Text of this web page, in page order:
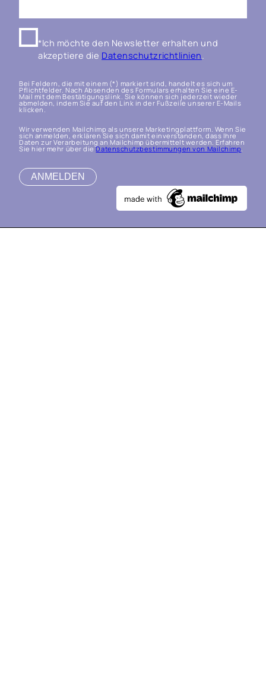
*Ich möchte den Newsletter erhalten und
akzeptiere die Datenschutzrichtlinien.
Bei Feldern, die mit einem (*) markiert sind, handelt es sich um
Pflichtfelder. Nach Absenden des Formulars erhalten Sie eine E-
Mail mit dem Bestätigungslink. Sie können sich jederzeit wieder
abmelden, indem Sie auf den Link in der Fußzeile unserer E-Mails
klicken.
Wir verwenden Mailchimp als unsere Marketingplattform. Wenn Sie
sich anmelden, erklären Sie sich damit einverstanden, dass Ihre
Daten zur Verarbeitung an Mailchimp übermittelt werden. Erfahren
Sie hier mehr über dieDatenschutzbestimmungen von Mailchimp.